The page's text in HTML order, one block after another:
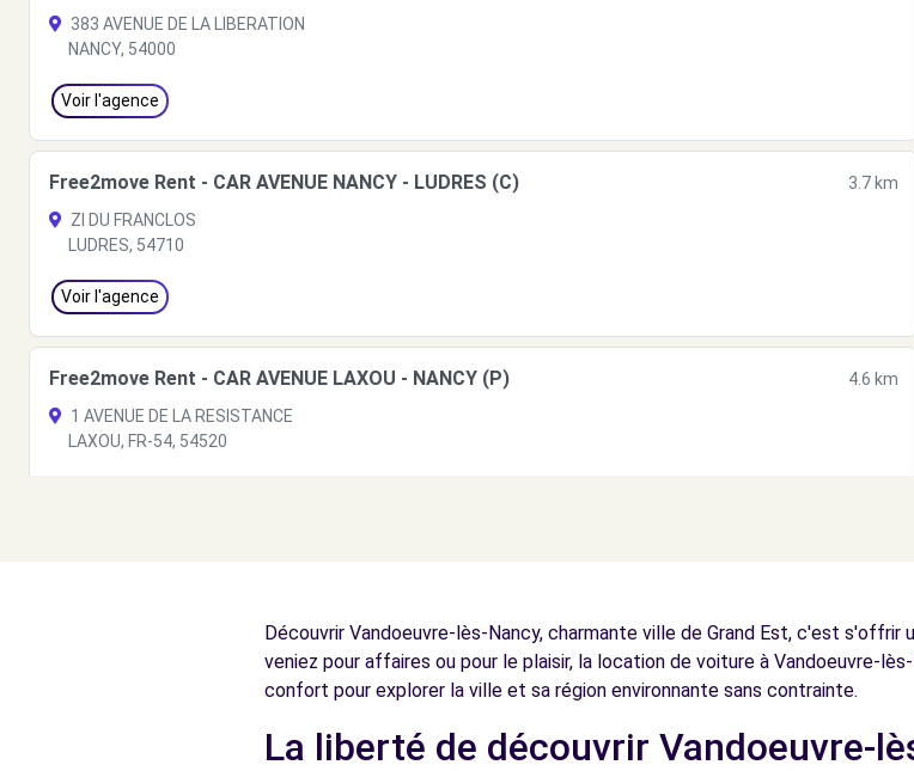
383 AVENUE DE LA LIBERATION
NANCY, 54000
Voir l'agence
Free2move Rent - CAR AVENUE NANCY - LUDRES (C)
3.7 km
ZI DU FRANCLOS
LUDRES, 54710
Voir l'agence
Free2move Rent - CAR AVENUE LAXOU - NANCY (P)
4.6 km
1 AVENUE DE LA RESISTANCE
LAXOU, FR-54, 54520
Découvrir Vandoeuvre-lès-Nancy, charmante ville de Grand Est, c'est s'offrir
veniez pour affaires ou pour le plaisir, la location de voiture à Vandoeuvre-
confort pour explorer la ville et sa région environnante sans contrainte.
La liberté de découvrir Vandoeuvre-